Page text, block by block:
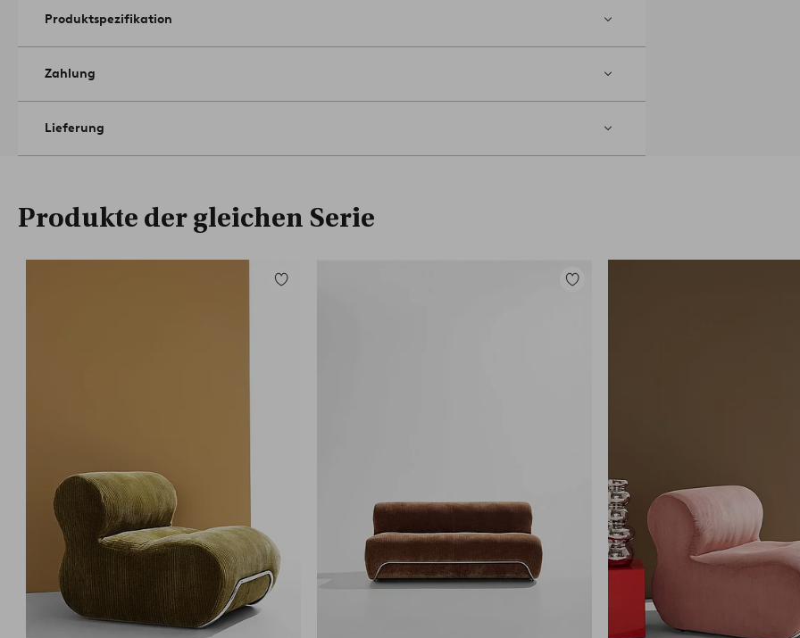
Produktspezifikation
Zahlung
Lieferung
Produkte der gleichen Serie
Zu
Zu